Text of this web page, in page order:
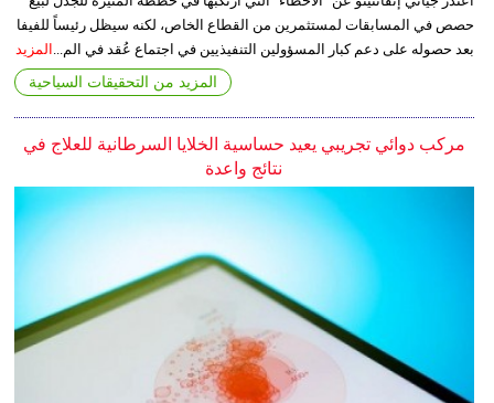
حصص في المسابقات لمستثمرين من القطاع الخاص، لكنه سيظل رئيساً للفيفا
بعد حصوله على دعم كبار المسؤولين التنفيذيين في اجتماع عُقد في الم... المزيد
المزيد من التحقيقات السياحية
مركب دوائي تجريبي يعيد حساسية الخلايا السرطانية للعلاج في
نتائج واعدة